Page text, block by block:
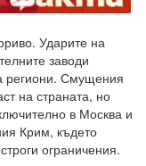
Ударите на
заводи
региони. Смущения
на страната, но
в Москва и
Крим, където
ограничения.